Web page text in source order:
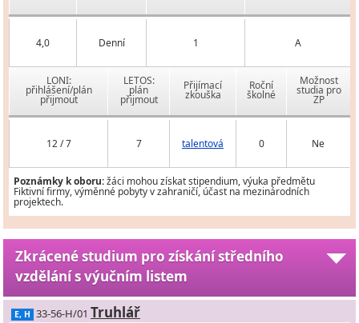
4,0 Denní 1 A
LONI:
přihlášení/plán
přijmout
LETOS:
plán
přijmout
Přijímací
zkouška
Roční
školné
Možnost
studia pro
ZP
12 / 7 7 talentová 0 Ne
Poznámky k oboru:žáci mohou získat stipendium, výuka předmětu
Fiktivní firmy, výměnné pobyty v zahraničí, účast na mezinárodních
projektech.
Zkrácené studium pro získání středního
vzdělání s výučním listem
E, H 33-56-H/01 Truhlář